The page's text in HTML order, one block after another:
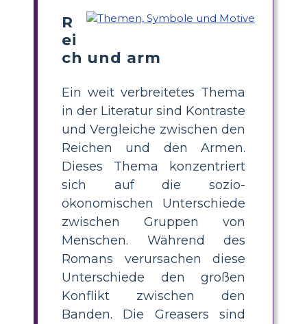
R
ei
ch und arm
Ein weit verbreitetes Thema
in der Literatur sind Kontraste
und Vergleiche zwischen den
Reichen und den Armen.
Dieses Thema konzentriert
sich auf die sozio-
ökonomischen Unterschiede
zwischen Gruppen von
Menschen. Während des
Romans verursachen diese
Unterschiede den großen
Konflikt zwischen den
Banden. Die Greasers sind